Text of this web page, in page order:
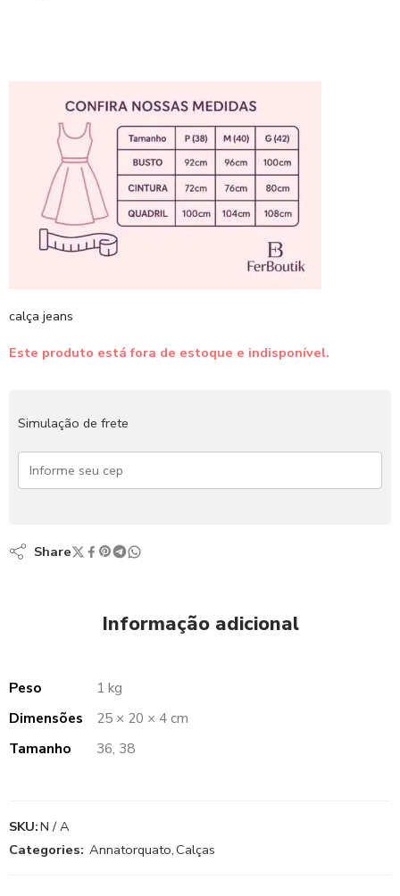
calça jeans
Este produto está fora de estoque e indisponível.
Simulação de frete
Share
Informação adicional
Peso
1 kg
Dimensões
25 × 20 × 4 cm
Tamanho
36, 38
SKU:N / A
Categories: Annatorquato,Calças